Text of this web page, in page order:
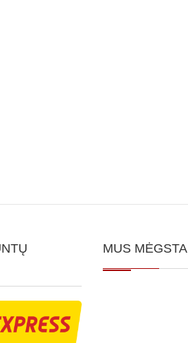
MUS MĖGSTA